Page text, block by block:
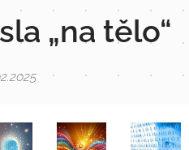
„na tělo“